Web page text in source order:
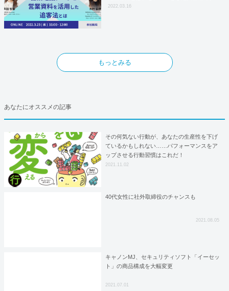
を開催！
2022.03.16
もっとみる
あなたにオススメの記事
その何気ない行動が、あなたの生産性を下げ
ているかもしれない……パフォーマンスをア
ップさせる行動習慣はこれだ！
2021.11.02
40代女性に社外取締役のチャンスも
2021.08.05
キャノンMJ、セキュリティソフト「イーセッ
ト」の商品構成を大幅変更
2021.07.01